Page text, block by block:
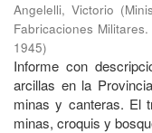
Angelelli, Victorio (
Fabricaciones
1945)
Informe con
arcillas en la
minas y canteras. El
minas, croquis y